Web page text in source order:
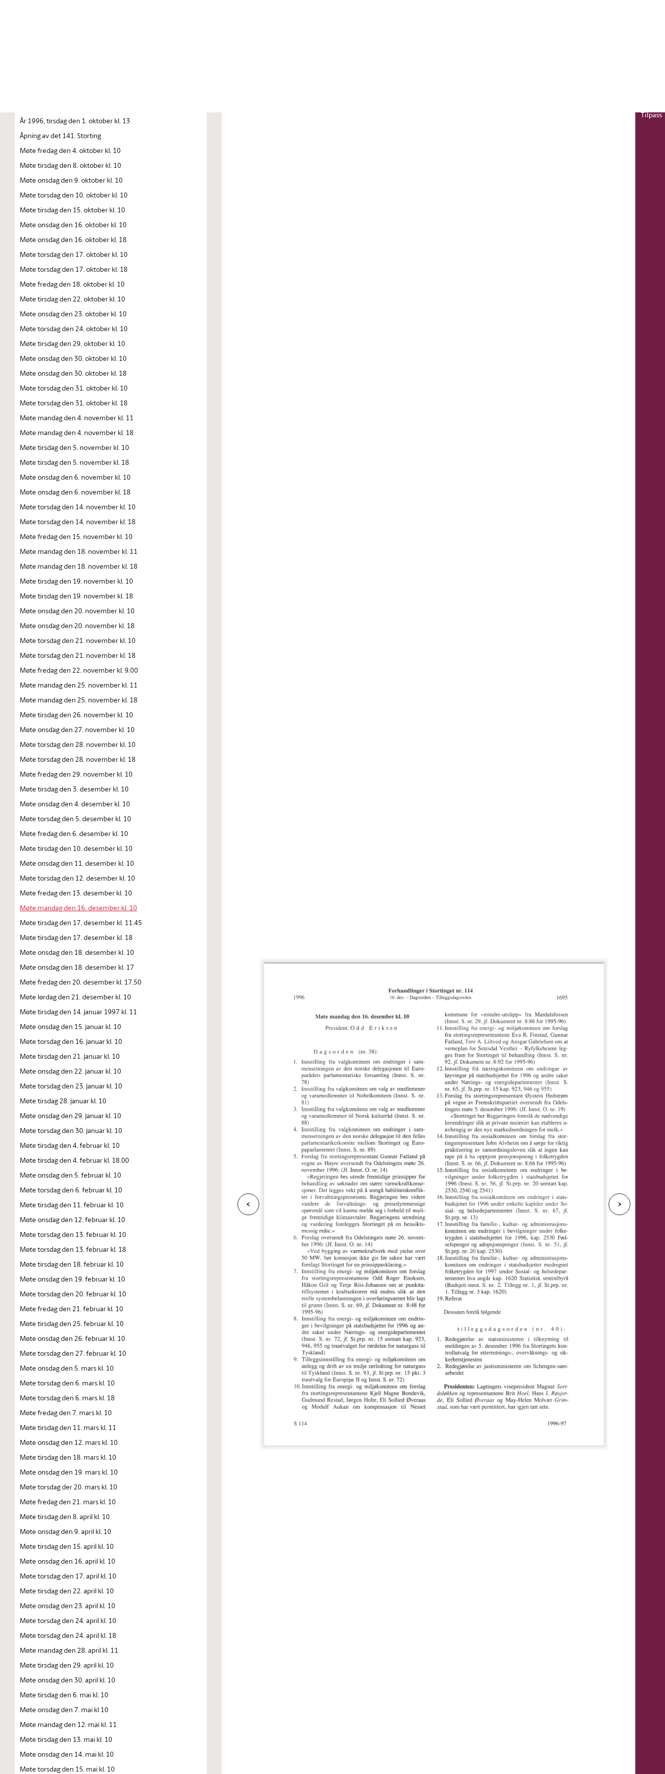
År 1996, tirsdag den 1. oktober kl. 13
Åpning av det 141. Storting
Møte fredag den 4. oktober kl. 10
Møte tirsdag den 8. oktober kl. 10
Møte onsdag den 9. oktober kl. 10
Møte torsdag den 10. oktober kl. 10
Møte tirsdag den 15. oktober kl. 10
Møte onsdag den 16. oktober kl. 10
Møte onsdag den 16. oktober kl. 18
Møte torsdag den 17. oktober kl. 10
Møte torsdag den 17. oktober kl. 18
Møte fredag den 18. oktober kl. 10
Møte tirsdag den 22. oktober kl. 10
Møte onsdag den 23. oktober kl. 10
Møte torsdag den 24. oktober kl. 10
Møte tirsdag den 29. oktober kl. 10
Møte onsdag den 30. oktober kl. 10
Møte onsdag den 30. oktober kl. 18
Møte torsdag den 31. oktober kl. 10
Møte torsdag den 31. oktober kl. 18
Møte mandag den 4. november kl. 11
Møte mandag den 4. november kl. 18
Møte tirsdag den 5. november kl. 10
Møte tirsdag den 5. november kl. 18
Møte onsdag den 6. november kl. 10
Møte onsdag den 6. november kl. 18
Møte torsdag den 14. november kl. 10
Møte torsdag den 14. november kl. 18
Møte fredag den 15. november kl. 10
Møte mandag den 18. november kl. 11
Møte mandag den 18. november kl. 18
Møte tirsdag den 19. november kl. 10
Møte tirsdag den 19. november kl. 18
Møte onsdag den 20. november kl. 10
Møte onsdag den 20. november kl. 18
Møte torsdag den 21. november kl. 10
Møte torsdag den 21. november kl. 18
Møte fredag den 22. november kl. 9.00
Møte mandag den 25. november kl. 11
Møte mandag den 25. november kl. 18
Møte tirsdag den 26. november kl. 10
Møte onsdag den 27. november kl. 10
Møte torsdag den 28. november kl. 10
Møte torsdag den 28. november kl. 18
Møte fredag den 29. november kl. 10
Møte tirsdag den 3. desember kl. 10
Møte onsdag den 4. desember kl. 10
Møte torsdag den 5. desember kl. 10
Møte fredag den 6. desember kl. 10
Møte tirsdag den 10. desember kl. 10
Møte onsdag den 11. desember kl. 10
Møte torsdag den 12. desember kl. 10
Møte fredag den 13. desember kl. 10
Møte mandag den 16. desember kl. 10
Møte tirsdag den 17. desember kl. 11.45
Møte tirsdag den 17. desember kl. 18
Møte onsdag den 18. desember kl. 10
Møte onsdag den 18. desember kl. 17
Møte fredag den 20. desember kl. 17.50
Møte lørdag den 21. desember kl. 10
Møte tirsdag den 14. januar 1997 kl. 11
Møte onsdag den 15. januar kl. 10
Møte torsdag den 16. januar kl. 10
Møte tirsdag den 21. januar kl. 10
Møte onsdag den 22. januar kl. 10
Møte torsdag den 23. januar kl. 10
Møte tirsdag 28. januar kl. 10
Møte onsdag den 29. januar kl. 10
Møte torsdag den 30. januar kl. 10
Møte tirsdag den 4. februar kl. 10
Møte tirsdag den 4. februar kl. 18.00
Møte onsdag den 5. februar kl. 10
Møte torsdag den 6. februar kl. 10
Møte tirsdag den 11. februar kl. 10
Møte onsdag den 12. februar kl. 10
Møte torsdag den 13. februar kl. 10
Møte torsdag den 13. februar kl. 18
Møte tirsdag den 18. februar kl. 10
Møte onsdag den 19. februar kl. 10
Møte torsdag den 20. februar kl. 10
Møte fredag den 21. februar kl. 10
Møte tirsdag den 25. februar kl. 10
Møte onsdag den 26. februar kl. 10
Møte torsdag den 27. februar kl. 10
Møte onsdag den 5. mars kl. 10
Møte torsdag den 6. mars kl. 10
Møte torsdag den 6. mars kl. 18
Møte fredag den 7. mars kl. 10
Møte tirsdag den 11. mars kl. 11
Møte onsdag den 12. mars kl. 10
Møte tirsdag den 18. mars kl. 10
Møte onsdag den 19. mars kl. 10
Møte torsdag der 20. mars kl. 10
Møte fredag den 21. mars kl. 10
Møte tirsdag den 8. april kl. 10
Møte onsdag den 9. april kl. 10
Møte tirsdag den 15. april kl. 10
Møte onsdag den 16. april kl. 10
Møte torsdag den 17. april kl. 10
Møte tirsdag den 22. april kl. 10
Møte onsdag den 23. april kl. 10
Møte torsdag den 24. april kl. 10
Møte torsdag den 24. april kl. 18
Møte mandag den 28. april kl. 11
Møte tirsdag den 29. april kl. 10
Møte onsdag den 30. april kl. 10
Møte tirsdag den 6. mai kl. 10
Møte onsdag den 7. mai kl 10
Møte mandag den 12. mai kl. 11
Møte tirsdag den 13. mai kl. 10
Møte onsdag den 14. mai kl. 10
Møte torsdag den 15. mai kl. 10
F
o
rr
i
g
e
s
i
de N
e
s
t
e
s
i
d
e